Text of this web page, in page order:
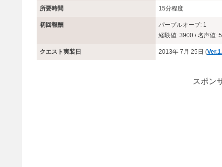
所要時間 15分程度
初回報酬
パープルオーブ: 1
経験値: 3900 / 名声値:
クエスト実装日 2013年 7月 25日 (
スポン